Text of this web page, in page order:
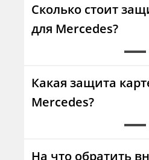
Сколько стоит
для Mercedes?
Какая защита
Mercedes?
На что обратить